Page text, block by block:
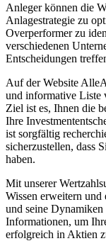
Anleger können die
Anlagestrategie zu
Overperformer zu
verschiedenen
Entscheidungen
Auf der Website
und informative Liste
Ziel ist es, Ihnen die
Ihre
ist sorgfältig
sicherzustellen, dass
haben.
Mit unserer
Wissen erweitern
und seine
Informationen, um
erfolgreich in Aktien